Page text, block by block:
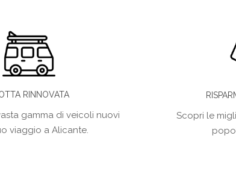
RINNOVATA
gamma di veicoli nuovi
viaggio a Alicante.
Scopri le